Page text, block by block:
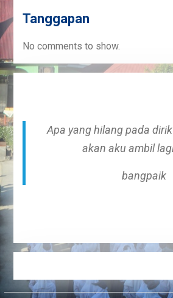
Tanggapan
No comments to show.
Apa yang hilang pada
akan aku ambil
bangpaik